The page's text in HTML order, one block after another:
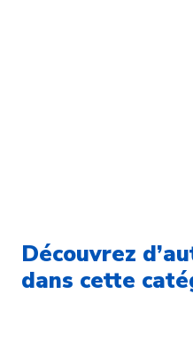
Découvrez
dans cette